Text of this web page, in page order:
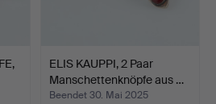
ELIS KAUPPI, 2 Paar
Manschettenknöpfe aus …
Beendet 30. Mai 2025